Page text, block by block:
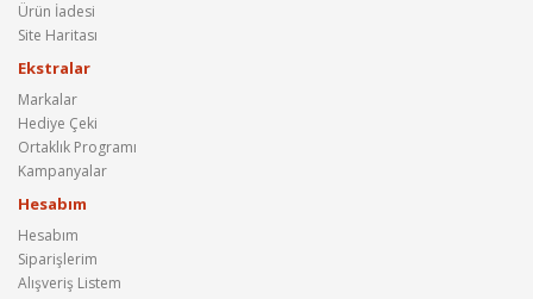
Ürün İadesi
Site Haritası
Ekstralar
Markalar
Hediye Çeki
Ortaklık Programı
Kampanyalar
Hesabım
Hesabım
Siparişlerim
Alışveriş Listem